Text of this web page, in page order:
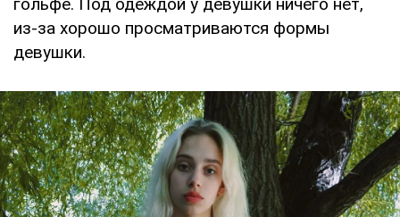
из-за хорошо просматриваются формы
девушки.